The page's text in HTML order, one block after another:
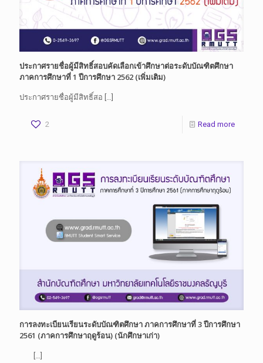
ประกาศรายชื่อผู้มีสิทธิ์สอบคัดเลือกเข้าศึกษาต่อระดับบัณฑิตศึกษา
ภาคการศึกษาที่ 1 ปีการศึกษา 2562 (เพิ่มเติม)
ประกาศรายชื่อผู้มีสิทธิ์สอ
2 Read more
การลงทะเบียนเรียนระดับบัณฑิตศึกษา ภาคการศึกษาที่ 3 ปีการศึกษา
2561 (ภาคการศึกษาฤดูร้อน) (นักศึกษาเก่า)